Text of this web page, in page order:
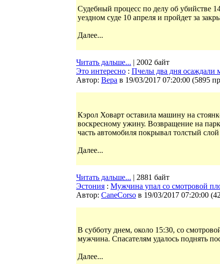
Судебный процесс по делу об убийстве
уездном суде 10 апреля и пройдет за
Далее...
Читать дальше... | 2002 байт
Это интересно : Пчелы два дня осаждали
Автор: Bepa в 19/03/2017 07:20:00 (5895
Кэрол Ховарт оставила машину на
воскресному ужину. Возвращение на
часть автомобиля покрывал толстый
Далее...
Читать дальше... | 2881 байт
Эстония : Мужчина упал со смотровой
Автор: CaneCorso в 19/03/2017 07:20:00 (
В субботу днем, около 15:30, со
мужчина. Спасателям удалось поднять
Далее...